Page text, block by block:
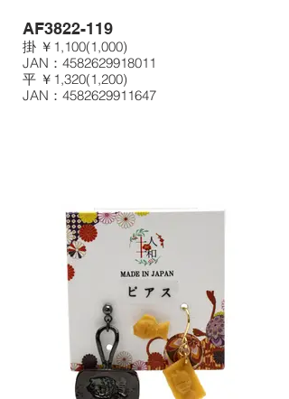
AF3822-119
掛 ￥1,100(1,000)
JAN：4582629918011
平 ￥1,320(1,200)
JAN：4582629911647